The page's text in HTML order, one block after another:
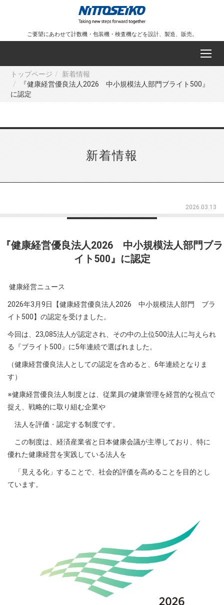
ご要望にあわせて計数機・包装機・検査機などを設計、製造、販売。
トップページ
新着情報
『健康経営優良法人2026 中小規模法人部門ブライト500』
に認定
新着情報
2026.03.13
『健康経営優良法人2026 中小規模法人部門ブラ
イト500』に認定
健康経営ニュース
2026年3月9日【健康経営優良法人2026 中小規模法人部門 ブラ
イト500】の認定を受けました。
今回は、23,085法人が認定され、その中の上位500法人に与えられ
る『ブライト500』に5年連続で選ばれました。
（健康経営優良法人としての認定を含めると、6年連続となりま
す）
※健康経営優良法人制度とは、従業員の健康管理を経営的な視点で
捉え、戦略的に取り組む企業や
法人を評価・認定する制度です。
この制度は、経済産業省と日本健康会議が主導しており、特に
優れた健康経営を実践している法人を
「見える化」することで、社会的評価を高めることを目的とし
ています。